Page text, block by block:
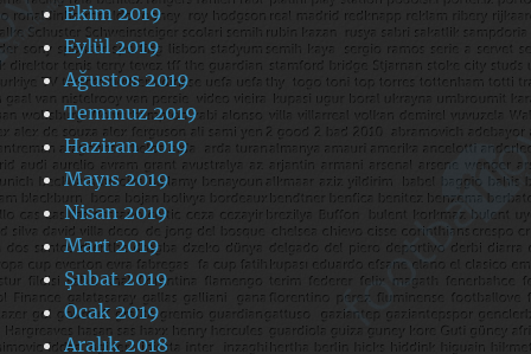
Ekim 2019
Eylül 2019
Ağustos 2019
Temmuz 2019
Haziran 2019
Mayıs 2019
Nisan 2019
Mart 2019
Şubat 2019
Ocak 2019
Aralık 2018